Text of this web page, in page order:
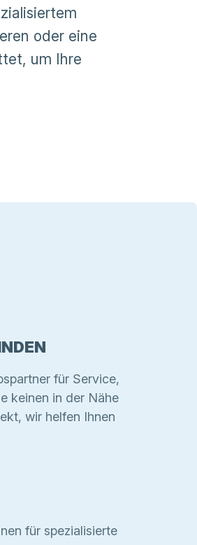
oder eine
um Ihre
für Service,
keinen in der Nähe
wir helfen Ihnen
für spezialisierte